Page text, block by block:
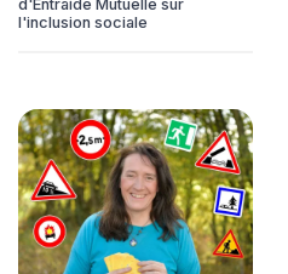
d'Entraide Mutuelle sur
l'inclusion sociale